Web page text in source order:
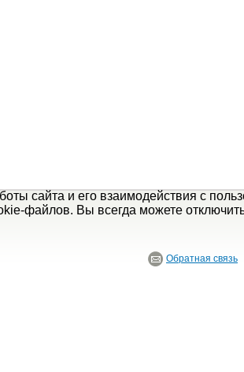
сайта и его взаимодействия с
файлов. Вы всегда можете
Обратная связь